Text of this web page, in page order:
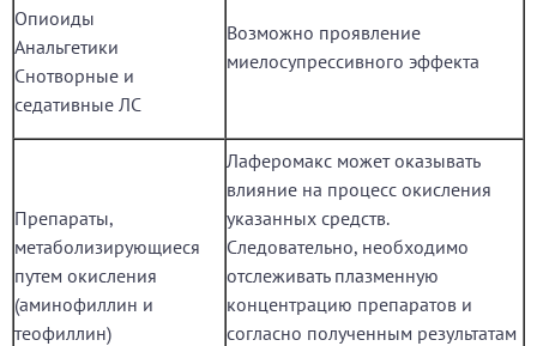
Опиоиды
Анальгетики
Снотворные и
седативные ЛС
Возможно проявление
миелосупрессивного эффекта
Препараты,
метаболизирующиеся
путем окисления
(аминофиллин и
теофиллин)
Лаферомакс может оказывать
влияние на процесс окисления
указанных средств.
Следовательно, необходимо
отслеживать плазменную
концентрацию препаратов и
согласно полученным результатам